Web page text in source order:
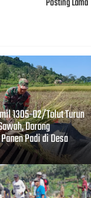
1305-02/Tolut Turun
Dorong
Padi di Desa